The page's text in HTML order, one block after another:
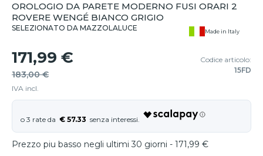
OROLOGIO DA PARETE MODERNO FUSI ORARI 2
ROVERE WENGÉ BIANCO GRIGIO
SELEZIONATO DA MAZZOLALUCE Made in Italy
171,99 €
183,00 €
IVA incl.
Codice articolo:
15FD
€ 57.33
Prezzo piu basso negli ultimi 30 giorni - 171,99 €